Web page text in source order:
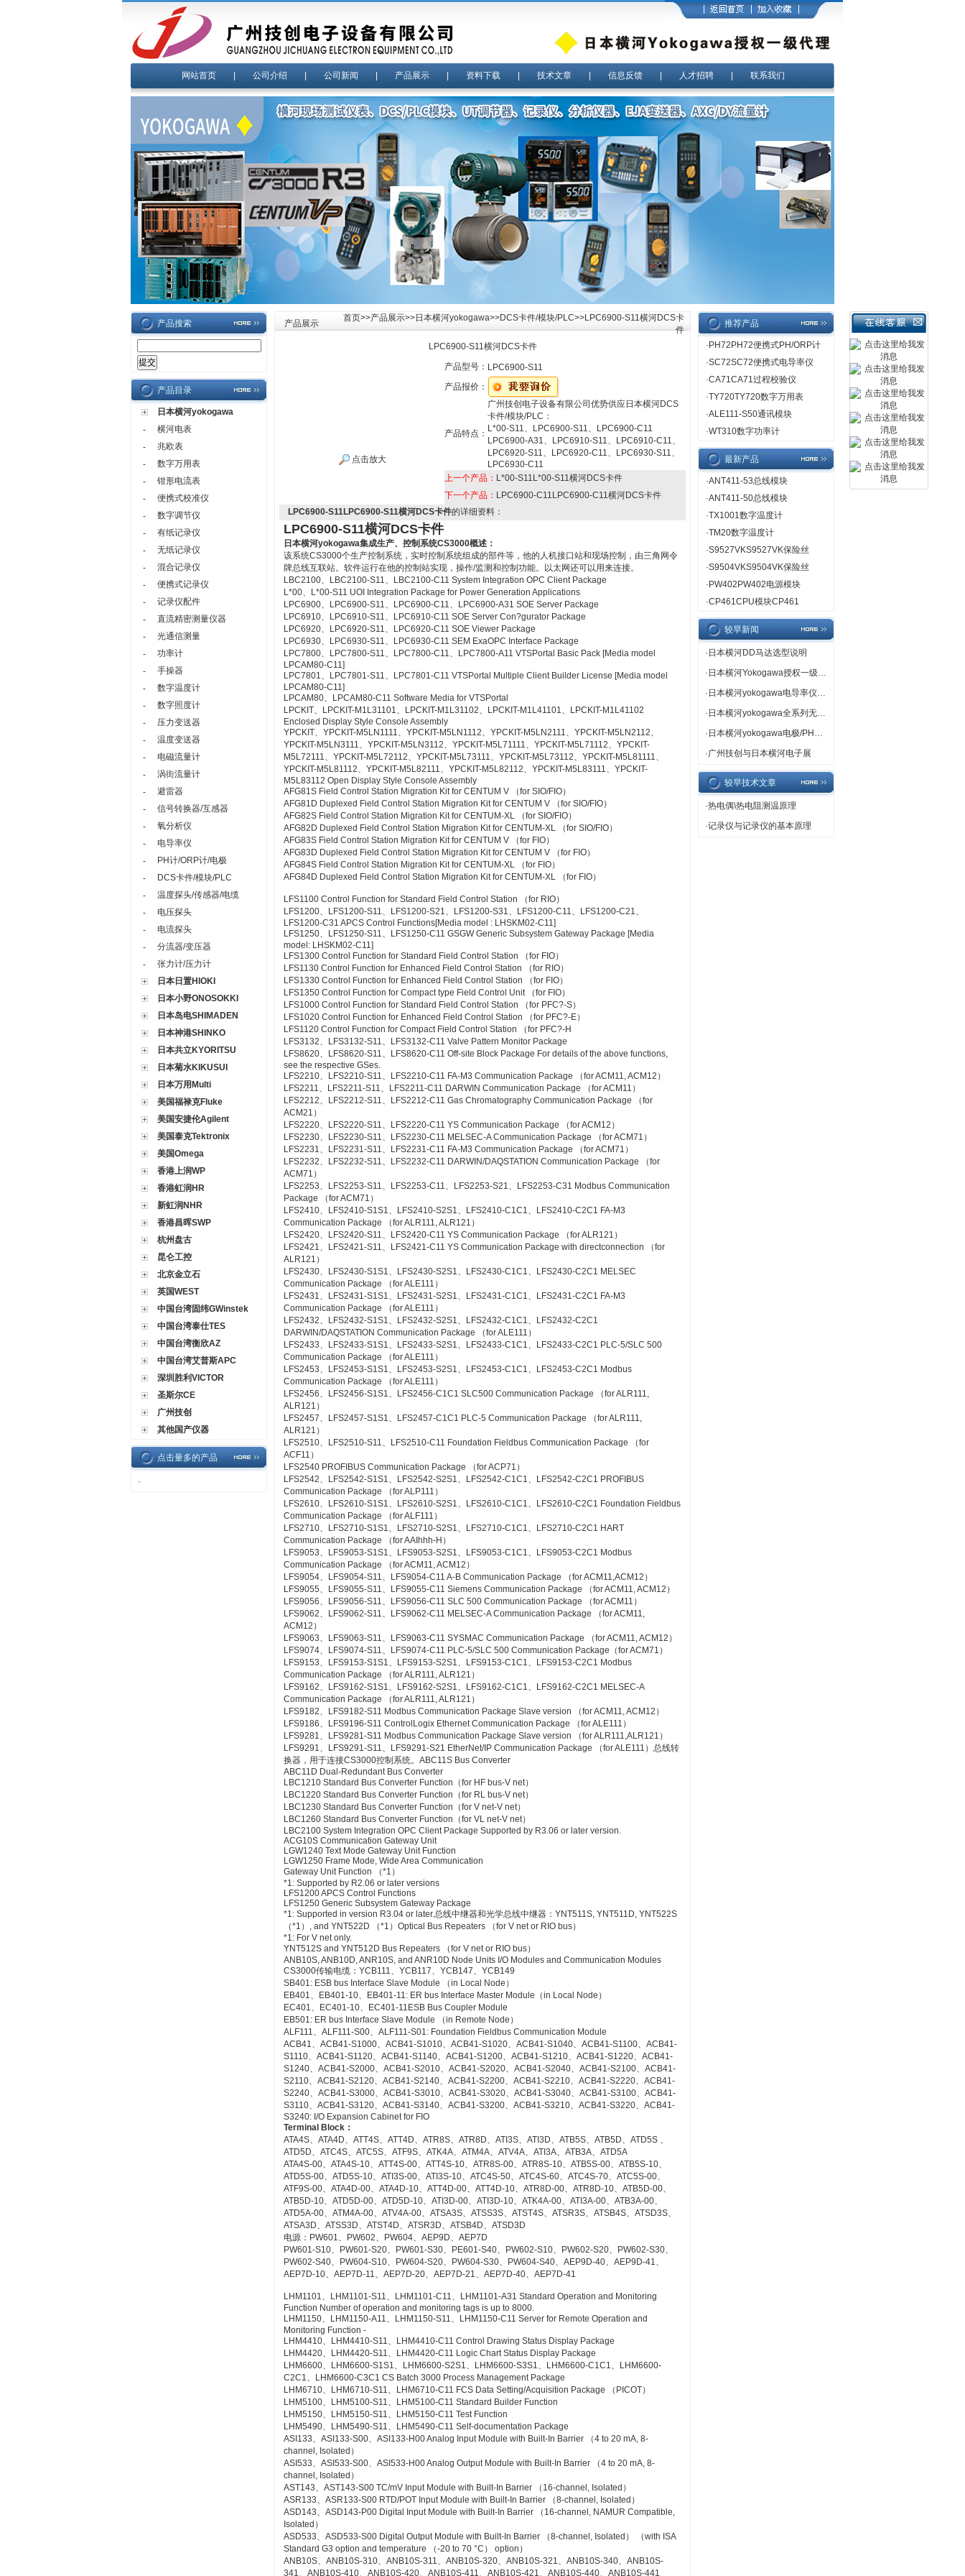
网站首页 公司介绍 公司新闻 产品展示 资料下载 技术文章 信息反馈 人才招聘 联系我们
产品搜索
产品目录
日本横河yokogawa
-
横河电表
-
兆欧表
-
数字万用表
-
钳形电流表
-
便携式校准仪
-
数字调节仪
-
有纸记录仪
-
无纸记录仪
-
混合记录仪
-
便携式记录仪
-
记录仪配件
-
直流精密测量仪器
-
光通信测量
-
功率计
-
手操器
-
数字温度计
-
数字照度计
-
压力变送器
-
温度变送器
-
电磁流量计
-
涡街流量计
-
避雷器
-
信号转换器/互感器
-
氧分析仪
-
电导率仪
-
PH计/ORP计/电极
-
DCS卡件/模块/PLC
-
温度探头/传感器/电缆
-
电压探头
-
电流探头
-
分流器/变压器
-
张力计/压力计
日本日置HIOKI
日本小野ONOSOKKI
日本岛电SHIMADEN
日本神港SHINKO
日本共立KYORITSU
日本菊水KIKUSUI
日本万用Multi
美国福禄克Fluke
美国安捷伦Agilent
美国泰克Tektronix
美国Omega
香港上润WP
香港虹润HR
新虹润NHR
香港昌晖SWP
杭州盘古
昆仑工控
北京金立石
英国WEST
中国台湾固纬GWinstek
中国台湾泰仕TES
中国台湾衡欣AZ
中国台湾艾普斯APC
深圳胜利VICTOR
圣斯尔CE
广州技创
其他国产仪器
点击量多的产品
·
产品展示
首页>>产品展示>>日本横河yokogawa>>DCS卡件/模块/PLC>>LPC6900-S11横河DCS卡
件
LPC6900-S11横河DCS卡件
点击放大
产品型号： LPC6900-S11
产品报价：
产品特点：
广州技创电子设备有限公司优势供应日本横河DCS
卡件/模块/PLC：
L*00-S11、LPC6900-S11、LPC6900-C11
LPC6900-A31、LPC6910-S11、LPC6910-C11、
LPC6920-S11、LPC6920-C11、LPC6930-S11、
LPC6930-C11
上一个产品： L*00-S11L*00-S11横河DCS卡件
下一个产品： LPC6900-C11LPC6900-C11横河DCS卡件
LPC6900-S11LPC6900-S11横河DCS卡件的详细资料：
LPC6900-S11横河DCS卡件
日本横河yokogawa集成生产、控制系统CS3000概述：
该系统CS3000个生产控制系统，实时控制系统组成的部件等，他的人机接口站和现场控制，由三角网令
牌总线互联站。软件运行在他的控制站实现，操作/监测和控制功能。以太网还可以用来连接。
LBC2100、LBC2100-S11、LBC2100-C11 System Integration OPC Client Package
L*00、L*00-S11 UOI Integration Package for Power Generation Applications
LPC6900、LPC6900-S11、LPC6900-C11、LPC6900-A31 SOE Server Package
LPC6910、LPC6910-S11、LPC6910-C11 SOE Server Con?gurator Package
LPC6920、LPC6920-S11、LPC6920-C11 SOE Viewer Package
LPC6930、LPC6930-S11、LPC6930-C11 SEM ExaOPC Interface Package
LPC7800、LPC7800-S11、LPC7800-C11、LPC7800-A11 VTSPortal Basic Pack [Media model
LPCAM80-C11]
LPC7801、LPC7801-S11、LPC7801-C11 VTSPortal Multiple Client Builder License [Media model
LPCAM80-C11]
LPCAM80、LPCAM80-C11 Software Media for VTSPortal
LPCKIT、LPCKIT-M1L31101、LPCKIT-M1L31102、LPCKIT-M1L41101、LPCKIT-M1L41102
Enclosed Display Style Console Assembly
YPCKIT、YPCKIT-M5LN1111、YPCKIT-M5LN1112、YPCKIT-M5LN2111、YPCKIT-M5LN2112、
YPCKIT-M5LN3111、YPCKIT-M5LN3112、YPCKIT-M5L71111、YPCKIT-M5L71112、YPCKIT-
M5L72111、YPCKIT-M5L72112、YPCKIT-M5L73111、YPCKIT-M5L73112、YPCKIT-M5L81111、
YPCKIT-M5L81112、YPCKIT-M5L82111、YPCKIT-M5L82112、YPCKIT-M5L83111、YPCKIT-
M5L83112 Open Display Style Console Assembly
AFG81S Field Control Station Migration Kit for CENTUM V （for SIO/FIO）
AFG81D Duplexed Field Control Station Migration Kit for CENTUM V （for SIO/FIO）
AFG82S Field Control Station Migration Kit for CENTUM-XL （for SIO/FIO）
AFG82D Duplexed Field Control Station Migration Kit for CENTUM-XL （for SIO/FIO）
AFG83S Field Control Station Migration Kit for CENTUM V （for FIO）
AFG83D Duplexed Field Control Station Migration Kit for CENTUM V （for FIO）
AFG84S Field Control Station Migration Kit for CENTUM-XL （for FIO）
AFG84D Duplexed Field Control Station Migration Kit for CENTUM-XL （for FIO）
LFS1100 Control Function for Standard Field Control Station （for RIO）
LFS1200、LFS1200-S11、LFS1200-S21、LFS1200-S31、LFS1200-C11、LFS1200-C21、
LFS1200-C31 APCS Control Functions[Media model : LHSKM02-C11]
LFS1250、LFS1250-S11、LFS1250-C11 GSGW Generic Subsystem Gateway Package [Media
model: LHSKM02-C11]
LFS1300 Control Function for Standard Field Control Station （for FIO）
LFS1130 Control Function for Enhanced Field Control Station （for RIO）
LFS1330 Control Function for Enhanced Field Control Station （for FIO）
LFS1350 Control Function for Compact type Field Control Unit （for FIO）
LFS1000 Control Function for Standard Field Control Station （for PFC?-S）
LFS1020 Control Function for Enhanced Field Control Station （for PFC?-E）
LFS1120 Control Function for Compact Field Control Station （for PFC?-H
LFS3132、LFS3132-S11、LFS3132-C11 Valve Pattern Monitor Package
LFS8620、LFS8620-S11、LFS8620-C11 Off-site Block Package For details of the above functions,
see the respective GSes.
LFS2210、LFS2210-S11、LFS2210-C11 FA-M3 Communication Package （for ACM11, ACM12）
LFS2211、LFS2211-S11、LFS2211-C11 DARWIN Communication Package （for ACM11）
LFS2212、LFS2212-S11、LFS2212-C11 Gas Chromatography Communication Package （for
ACM21）
LFS2220、LFS2220-S11、LFS2220-C11 YS Communication Package （for ACM12）
LFS2230、LFS2230-S11、LFS2230-C11 MELSEC-A Communication Package （for ACM71）
LFS2231、LFS2231-S11、LFS2231-C11 FA-M3 Communication Package （for ACM71）
LFS2232、LFS2232-S11、LFS2232-C11 DARWIN/DAQSTATION Communication Package （for
ACM71）
LFS2253、LFS2253-S11、LFS2253-C11、LFS2253-S21、LFS2253-C31 Modbus Communication
Package （for ACM71）
LFS2410、LFS2410-S1S1、LFS2410-S2S1、LFS2410-C1C1、LFS2410-C2C1 FA-M3
Communication Package （for ALR111, ALR121）
LFS2420、LFS2420-S11、LFS2420-C11 YS Communication Package （for ALR121）
LFS2421、LFS2421-S11、LFS2421-C11 YS Communication Package with directconnection （for
ALR121）
LFS2430、LFS2430-S1S1、LFS2430-S2S1、LFS2430-C1C1、LFS2430-C2C1 MELSEC
Communication Package （for ALE111）
LFS2431、LFS2431-S1S1、LFS2431-S2S1、LFS2431-C1C1、LFS2431-C2C1 FA-M3
Communication Package （for ALE111）
LFS2432、LFS2432-S1S1、LFS2432-S2S1、LFS2432-C1C1、LFS2432-C2C1
DARWIN/DAQSTATION Communication Package （for ALE111）
LFS2433、LFS2433-S1S1、LFS2433-S2S1、LFS2433-C1C1、LFS2433-C2C1 PLC-5/SLC 500
Communication Package （for ALE111）
LFS2453、LFS2453-S1S1、LFS2453-S2S1、LFS2453-C1C1、LFS2453-C2C1 Modbus
Communication Package （for ALE111）
LFS2456、LFS2456-S1S1、LFS2456-C1C1 SLC500 Communication Package （for ALR111,
ALR121）
LFS2457、LFS2457-S1S1、LFS2457-C1C1 PLC-5 Communication Package （for ALR111,
ALR121）
LFS2510、LFS2510-S11、LFS2510-C11 Foundation Fieldbus Communication Package （for
ACF11）
LFS2540 PROFIBUS Communication Package （for ACP71）
LFS2542、LFS2542-S1S1、LFS2542-S2S1、LFS2542-C1C1、LFS2542-C2C1 PROFIBUS
Communication Package （for ALP111）
LFS2610、LFS2610-S1S1、LFS2610-S2S1、LFS2610-C1C1、LFS2610-C2C1 Foundation Fieldbus
Communication Package （for ALF111）
LFS2710、LFS2710-S1S1、LFS2710-S2S1、LFS2710-C1C1、LFS2710-C2C1 HART
Communication Package （for AAIhhh-H）
LFS9053、LFS9053-S1S1、LFS9053-S2S1、LFS9053-C1C1、LFS9053-C2C1 Modbus
Communication Package （for ACM11, ACM12）
LFS9054、LFS9054-S11、LFS9054-C11 A-B Communication Package （for ACM11,ACM12）
LFS9055、LFS9055-S11、LFS9055-C11 Siemens Communication Package （for ACM11, ACM12）
LFS9056、LFS9056-S11、LFS9056-C11 SLC 500 Communication Package （for ACM11）
LFS9062、LFS9062-S11、LFS9062-C11 MELSEC-A Communication Package （for ACM11,
ACM12）
LFS9063、LFS9063-S11、LFS9063-C11 SYSMAC Communication Package （for ACM11, ACM12）
LFS9074、LFS9074-S11、LFS9074-C11 PLC-5/SLC 500 Communication Package（for ACM71）
LFS9153、LFS9153-S1S1、LFS9153-S2S1、LFS9153-C1C1、LFS9153-C2C1 Modbus
Communication Package （for ALR111, ALR121）
LFS9162、LFS9162-S1S1、LFS9162-S2S1、LFS9162-C1C1、LFS9162-C2C1 MELSEC-A
Communication Package （for ALR111, ALR121）
LFS9182、LFS9182-S11 Modbus Communication Package Slave version （for ACM11, ACM12）
LFS9186、LFS9196-S11 ControlLogix Ethernet Communication Package （for ALE111）
LFS9281、LFS9281-S11 Modbus Communication Package Slave version （for ALR111,ALR121）
LFS9291、LFS9291-S11、LFS9291-S21 EtherNet/IP Communication Package （for ALE111）总线转
换器，用于连接CS3000控制系统。ABC11S Bus Converter
ABC11D Dual-Redundant Bus Converter
LBC1210 Standard Bus Converter Function（for HF bus-V net）
LBC1220 Standard Bus Converter Function（for RL bus-V net）
LBC1230 Standard Bus Converter Function（for V net-V net）
LBC1260 Standard Bus Converter Function（for VL net-V net）
LBC2100 System Integration OPC Client Package Supported by R3.06 or later version.
ACG10S Communication Gateway Unit
LGW1240 Text Mode Gateway Unit Function
LGW1250 Frame Mode, Wide Area Communication
Gateway Unit Function （*1）
*1: Supported by R2.06 or later versions
LFS1200 APCS Control Functions
LFS1250 Generic Subsystem Gateway Package
*1: Supported in version R3.04 or later.总线中继器和光学总线中继器：YNT511S, YNT511D, YNT522S
（*1）, and YNT522D （*1）Optical Bus Repeaters （for V net or RIO bus）
*1: For V net only.
YNT512S and YNT512D Bus Repeaters （for V net or RIO bus）
ANB10S, ANB10D, ANR10S, and ANR10D Node Units I/O Modules and Communication Modules
CS3000传输电缆：YCB111、YCB117、YCB147、YCB149
SB401: ESB bus Interface Slave Module （in Local Node）
EB401、EB401-10、EB401-11: ER bus Interface Master Module（in Local Node）
EC401、EC401-10、EC401-11ESB Bus Coupler Module
EB501: ER bus Interface Slave Module （in Remote Node）
ALF111、ALF111-S00、ALF111-S01: Foundation Fieldbus Communication Module
ACB41、ACB41-S1000、ACB41-S1010、ACB41-S1020、ACB41-S1040、ACB41-S1100、ACB41-
S1110、ACB41-S1120、ACB41-S1140、ACB41-S1200、ACB41-S1210、ACB41-S1220、ACB41-
S1240、ACB41-S2000、ACB41-S2010、ACB41-S2020、ACB41-S2040、ACB41-S2100、ACB41-
S2110、ACB41-S2120、ACB41-S2140、ACB41-S2200、ACB41-S2210、ACB41-S2220、ACB41-
S2240、ACB41-S3000、ACB41-S3010、ACB41-S3020、ACB41-S3040、ACB41-S3100、ACB41-
S3110、ACB41-S3120、ACB41-S3140、ACB41-S3200、ACB41-S3210、ACB41-S3220、ACB41-
S3240: I/O Expansion Cabinet for FIO
Terminal Block ：
ATA4S、ATA4D、ATT4S、ATT4D、ATR8S、ATR8D、ATI3S、ATI3D、ATB5S、ATB5D、ATD5S 、
ATD5D、ATC4S、ATC5S、ATF9S、ATK4A、ATM4A、ATV4A、ATI3A、ATB3A、ATD5A
ATA4S-00、ATA4S-10、ATT4S-00、ATT4S-10、ATR8S-00、ATR8S-10、ATB5S-00、ATB5S-10、
ATD5S-00、ATD5S-10、ATI3S-00、ATI3S-10、ATC4S-50、ATC4S-60、ATC4S-70、ATC5S-00、
ATF9S-00、ATA4D-00、ATA4D-10、ATT4D-00、ATT4D-10、ATR8D-00、ATR8D-10、ATB5D-00、
ATB5D-10、ATD5D-00、ATD5D-10、ATI3D-00、ATI3D-10、ATK4A-00、ATI3A-00、ATB3A-00、
ATD5A-00、ATM4A-00、ATV4A-00、ATSA3S、ATSS3S、ATST4S、ATSR3S、ATSB4S、ATSD3S、
ATSA3D、ATSS3D、ATST4D、ATSR3D、ATSB4D、ATSD3D
电源：PW601、PW602、PW604、AEP9D、AEP7D
PW601-S10、PW601-S20、PW601-S30、PE601-S40、PW602-S10、PW602-S20、PW602-S30、
PW602-S40、PW604-S10、PW604-S20、PW604-S30、PW604-S40、AEP9D-40、AEP9D-41、
AEP7D-10、AEP7D-11、AEP7D-20、AEP7D-21、AEP7D-40、AEP7D-41
LHM1101、LHM1101-S11、LHM1101-C11、LHM1101-A31 Standard Operation and Monitoring
Function Number of operation and monitoring tags is up to 8000.
LHM1150、LHM1150-A11、LHM1150-S11、LHM1150-C11 Server for Remote Operation and
Monitoring Function -
LHM4410、LHM4410-S11、LHM4410-C11 Control Drawing Status Display Package
LHM4420、LHM4420-S11、LHM4420-C11 Logic Chart Status Display Package
LHM6600、LHM6600-S1S1、LHM6600-S2S1、LHM6600-S3S1、LHM6600-C1C1、LHM6600-
C2C1、LHM6600-C3C1 CS Batch 3000 Process Management Package
LHM6710、LHM6710-S11、LHM6710-C11 FCS Data Setting/Acquisition Package （PICOT）
LHM5100、LHM5100-S11、LHM5100-C11 Standard Builder Function
LHM5150、LHM5150-S11、LHM5150-C11 Test Function
LHM5490、LHM5490-S11、LHM5490-C11 Self-documentation Package
ASI133、ASI133-S00、ASI133-H00 Analog Input Module with Built-In Barrier （4 to 20 mA, 8-
channel, Isolated）
ASI533、ASI533-S00、ASI533-H00 Analog Output Module with Built-In Barrier （4 to 20 mA, 8-
channel, Isolated）
AST143、AST143-S00 TC/mV Input Module with Built-In Barrier （16-channel, Isolated）
ASR133、ASR133-S00 RTD/POT Input Module with Built-In Barrier （8-channel, Isolated）
ASD143、ASD143-P00 Digital Input Module with Built-In Barrier （16-channel, NAMUR Compatible,
Isolated）
ASD533、ASD533-S00 Digital Output Module with Built-In Barrier （8-channel, Isolated） （with ISA
Standard G3 option and temperature （-20 to 70 °C） option）
ANB10S、ANB10S-310、ANB10S-311、ANB10S-320、ANB10S-321、ANB10S-340、ANB10S-
341、ANB10S-410、ANB10S-420、ANB10S-411、ANB10S-421、ANB10S-440、ANB10S-441
推荐产品
· PH72PH72便携式PH/ORP计
·SC72SC72便携式电导率仪
·CA71CA71过程校验仪
·TY720TY720数字万用表
·ALE111-S50通讯模块
·WT310数字功率计
最新产品
·ANT411-53总线模块
·ANT411-50总线模块
·TX1001数字温度计
·TM20数字温度计
·S9527VKS9527VK保险丝
·S9504VKS9504VK保险丝
· PW402PW402电源模块
·CP461CPU模块CP461
较早新闻
· 日本横河DD马达选型说明
· 日本横河Yokogawa授权一级代理
· 日本横河yokogawa电导率仪专卖
· 日本横河yokogawa全系列无纸记录仪
· 日本横河yokogawa电极/PH计/ORP计热卖
·广州技创与日本横河电子展
较早技术文章
·热电偶\热电阻测温原理
·记录仪与记录仪的基本原理